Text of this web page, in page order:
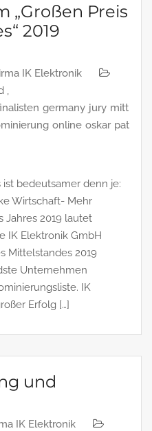
„Großen Preis
2019
IK Elektronik
germany jury mitt
online oskar pat
bedeutsamer denn je:
Wirtschaft- Mehr
Jahres 2019 lautet
IK Elektronik GmbH
Mittelstandes 2019
Unternehmen
IK
Erfolg […]
und
IK Elektronik